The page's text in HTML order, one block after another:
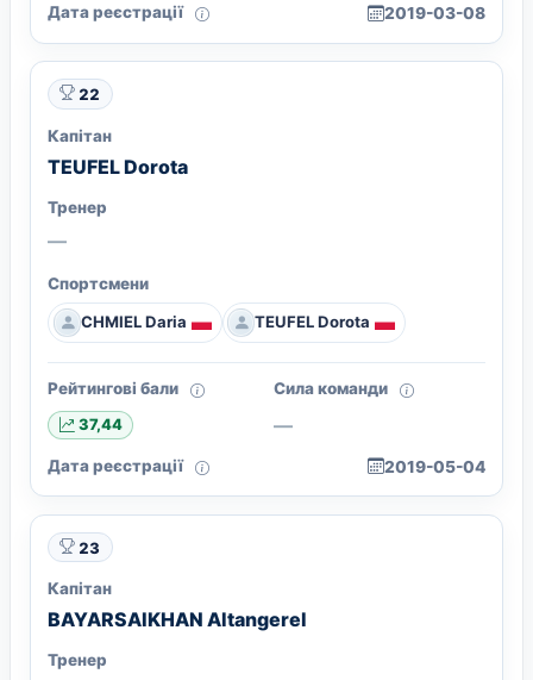
Дата реєстрації 2019-03-08
22
Капітан
TEUFEL Dorota
Тренер
—
Спортсмени
CHMIEL Daria TEUFEL Dorota
Рейтингові бали
37,44
Сила команди
—
Дата реєстрації 2019-05-04
23
Капітан
BAYARSAIKHAN Altangerel
Тренер